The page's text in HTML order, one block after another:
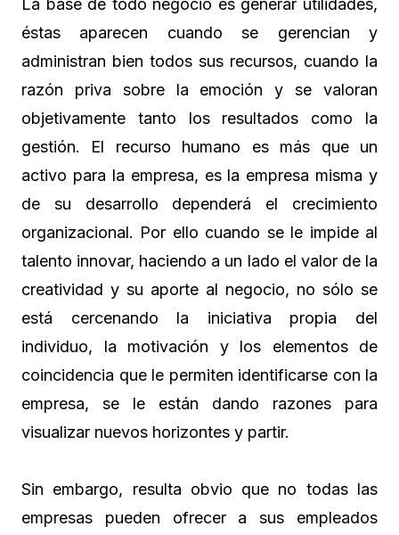
La base de todo negocio es generar utilidades,
éstas aparecen cuando se gerencian y
administran bien todos sus recursos, cuando la
razón priva sobre la emoción y se valoran
objetivamente tanto los resultados como la
gestión. El recurso humano es más que un
activo para la empresa, es la empresa misma y
de su desarrollo dependerá el crecimiento
organizacional. Por ello cuando se le impide al
talento innovar, haciendo a un lado el valor de la
creatividad y su aporte al negocio, no sólo se
está cercenando la iniciativa propia del
individuo, la motivación y los elementos de
coincidencia que le permiten identificarse con la
empresa, se le están dando razones para
visualizar nuevos horizontes y partir.
Sin embargo, resulta obvio que no todas las
empresas pueden ofrecer a sus empleados